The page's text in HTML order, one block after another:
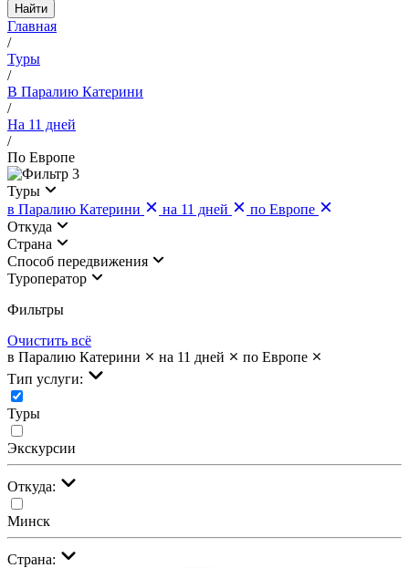
Найти
Главная
/
Туры
/
В Паралию Катерини
/
На 11 дней
/
По Европе
3
Туры
в Паралию Катерини
на 11 дней
по Европе
Откуда
Страна
Cпособ передвижения
Туроператор
Фильтры
Очистить всё
в Паралию Катерини
на 11 дней
по Европе
Тип услуги:
Туры
Экскурсии
Откуда:
Минск
Страна: